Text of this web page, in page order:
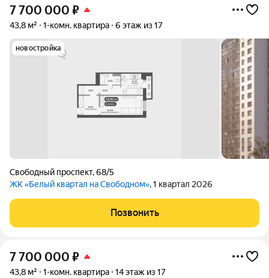
7 700 000 ₽
43,8 м² 1-комн. квартира 6 этаж из 17
новостройка
Свободный проспект,68/5
ЖК «Белый квартал на Свободном», 1 квартал 2026
Позвонить
7 700 000 ₽
43,8 м² 1-комн. квартира 14 этаж из 17